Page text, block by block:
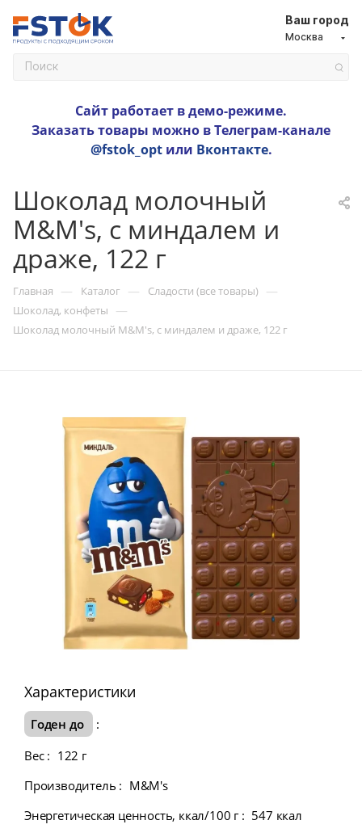
Ваш город
Москва
Сайт работает в демо-режиме.
Заказать товары можно в Телеграм-канале
@fstok_optили Вконтакте.
Шоколад молочный
M&M's, с миндалем и
драже, 122 г
Главная — Каталог — Сладости (все товары) —
Шоколад, конфеты —
Шоколад молочный M&M's, с миндалем и драже, 122 г
Характеристики
Годен до
:
Вес : 122 г
Производитель : M&M's
Энергетическая ценность, ккал/100 г : 547 ккал